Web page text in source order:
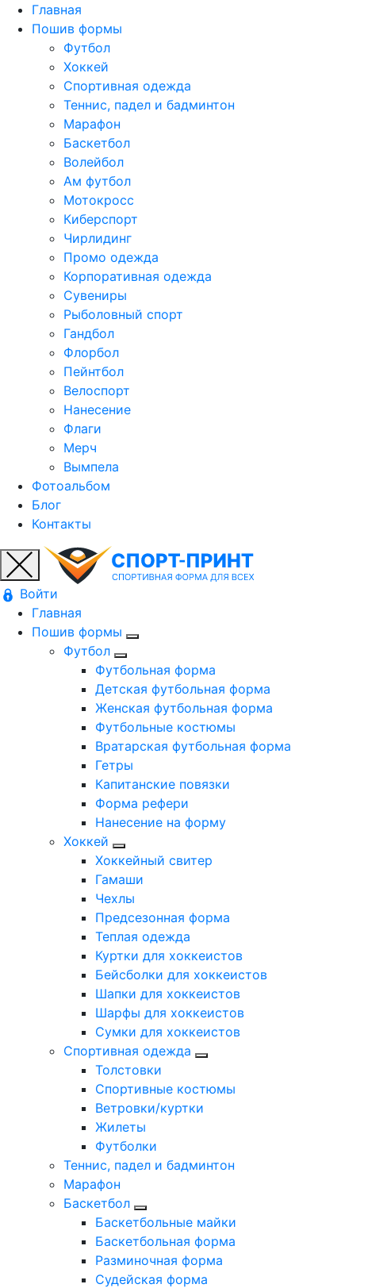
Главная
Пошив формы
Футбол
Хоккей
Спортивная одежда
Теннис, падел и бадминтон
Марафон
Баскетбол
Волейбол
Ам футбол
Мотокросс
Киберспорт
Чирлидинг
Промо одежда
Корпоративная одежда
Сувениры
Рыболовный спорт
Гандбол
Флорбол
Пейнтбол
Велоспорт
Нанесение
Флаги
Мерч
Вымпела
Фотоальбом
Блог
Контакты
Войти
Главная
Пошив формы
Футбол
Футбольная форма
Детская футбольная форма
Женская футбольная форма
Футбольные костюмы
Вратарская футбольная форма
Гетры
Капитанские повязки
Форма рефери
Нанесение на форму
Хоккей
Хоккейный свитер
Гамаши
Чехлы
Предсезонная форма
Теплая одежда
Куртки для хоккеистов
Бейсболки для хоккеистов
Шапки для хоккеистов
Шарфы для хоккеистов
Сумки для хоккеистов
Спортивная одежда
Толстовки
Спортивные костюмы
Ветровки/куртки
Жилеты
Футболки
Теннис, падел и бадминтон
Марафон
Баскетбол
Баскетбольные майки
Баскетбольная форма
Разминочная форма
Судейская форма